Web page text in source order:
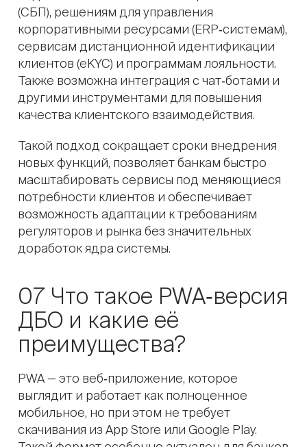
(СБП), решениям для управления
корпоративными ресурсами (ERP‑системам),
сервисам дистанционной идентификации
клиентов (eKYC) и программам лояльности.
Также возможна интеграция с чат‑ботами и
другими инструментами для повышения
качества клиентского взаимодействия.
Такой подход сокращает сроки внедрения
новых функций, позволяет банкам быстро
масштабировать сервисы под меняющиеся
потребности клиентов и обеспечивает
возможность адаптации к требованиям
регуляторов и рынка без значительных
доработок ядра системы.
07 Что такое PWA‑версия
ДБО и какие её
преимущества?
PWA — это веб‑приложение, которое
выглядит и работает как полноценное
мобильное, но при этом не требует
скачивания из App Store или Google Play.